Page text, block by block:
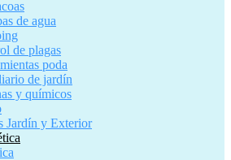
de agua
de plagas
poda
de jardín
y químicos
Jardín y Exterior